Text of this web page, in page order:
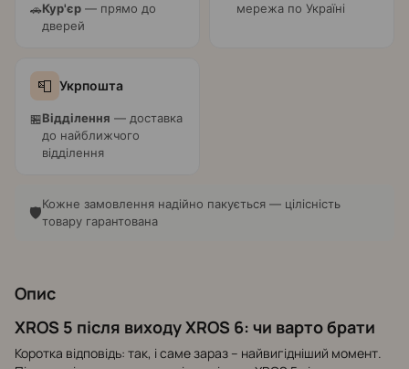
🚗Кур'єр — прямо до
дверей
мережа по Україні
📮 Укрпошта
🏪Відділення — доставка
до найближчого
відділення
🛡️Кожне замовлення надійно пакується — цілісність
товару гарантована
Опис
XROS 5 після виходу XROS 6: чи варто брати
Коротка відповідь: так, і саме зараз – найвигідніший момент.